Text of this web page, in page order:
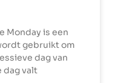
Monday is een
gebruikt om
dag van
dag valt